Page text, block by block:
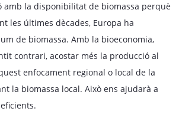
amb la disponibilitat de biomassa perquè
les últimes dècades, Europa ha
de biomassa. Amb la bioeconomia,
contrari, acostar més la producció al
enfocament regional o local de la
la biomassa local. Això ens ajudarà a